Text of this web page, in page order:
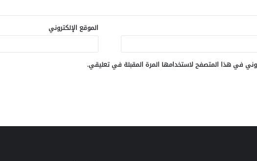
الموقع الإلكتروني
في هذا المتصفح لاستخدامها المرة المقبلة في تعليقي.